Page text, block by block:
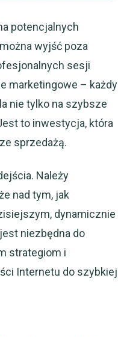
potencjalnych
wyjść poza
sesji
marketingowe – każdy
nie tylko na szybsze
to inwestycja, która
sprzedażą.
Należy
nad tym, jak
dynamicznie
niezbędna do
strategiom i
Internetu do szybkiej